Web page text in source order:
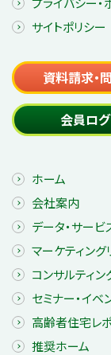
サイトポリシー
資料請求・
会員ロ
ホーム
会社案内
データ・サービ
マーケティング
コンサルティン
セミナー・イベ
高齢者住宅レ
推奨ホーム